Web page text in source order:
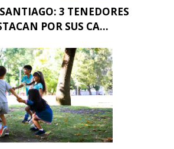
3 TENEDORES
POR SUS CA...